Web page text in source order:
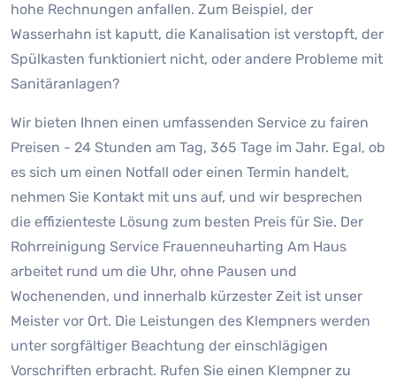
hohe Rechnungen anfallen. Zum Beispiel, der
Wasserhahn ist kaputt, die Kanalisation ist verstopft, der
Spülkasten funktioniert nicht, oder andere Probleme mit
Sanitäranlagen?
Wir bieten Ihnen einen umfassenden Service zu fairen
Preisen - 24 Stunden am Tag, 365 Tage im Jahr. Egal, ob
es sich um einen Notfall oder einen Termin handelt,
nehmen Sie Kontakt mit uns auf, und wir besprechen
die effizienteste Lösung zum besten Preis für Sie. Der
Rohrreinigung Service Frauenneuharting Am Haus
arbeitet rund um die Uhr, ohne Pausen und
Wochenenden, und innerhalb kürzester Zeit ist unser
Meister vor Ort. Die Leistungen des Klempners werden
unter sorgfältiger Beachtung der einschlägigen
Vorschriften erbracht. Rufen Sie einen Klempner zu